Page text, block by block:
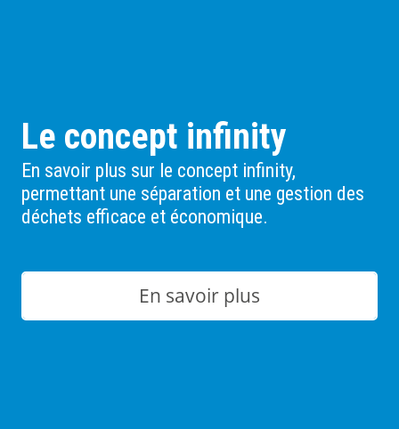
Le concept infinity
En savoir plus sur le concept infinity,
permettant une séparation et une gestion des
déchets efficace et économique.
En savoir plus